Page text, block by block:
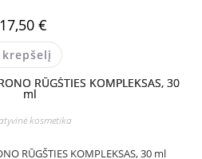
17,50 €
krepšelį
kosmetika
RŪGŠTIES KOMPLEKSAS, 30 ml